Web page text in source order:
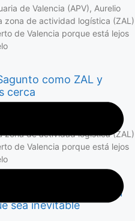
de Valencia (APV), Aurelio
zona de actividad logística (ZAL)
de Valencia porque está lejos
como ZAL y
cerca
de Valencia (APV), Aurelio
zona de actividad logística (ZAL)
de Valencia porque está lejos
el libre acceso al
sea inevitable